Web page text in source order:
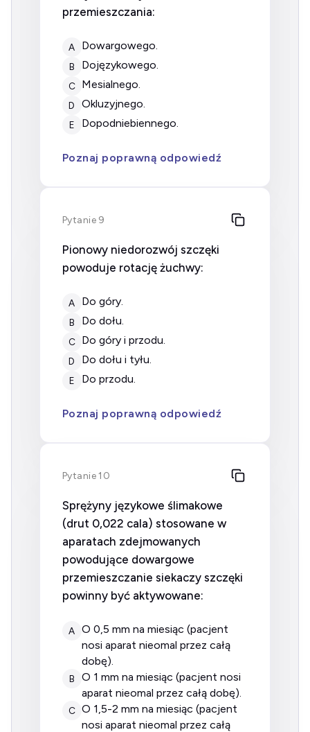
przemieszczania:
A dowargowego.
B dojęzykowego.
C mesialnego.
D okluzyjnego.
E dopodniebiennego.
Poznaj poprawną odpowiedź
Pytanie 9
Pionowy niedorozwój szczęki
powoduje rotację żuchwy:
A do góry.
B do dołu.
C do góry i przodu.
D do dołu i tyłu.
E do przodu.
Poznaj poprawną odpowiedź
Pytanie 10
Sprężyny językowe ślimakowe
(drut 0,022 cala) stosowane w
aparatach zdejmowanych
powodujące dowargowe
przemieszczanie siekaczy szczęki
powinny być aktywowane:
A
o 0,5 mm na miesiąc (pacjent
nosi aparat nieomal przez całą
dobę).
B
o 1 mm na miesiąc (pacjent nosi
aparat nieomal przez całą dobę).
C o 1,5-2 mm na miesiąc (pacjent
nosi aparat nieomal przez całą